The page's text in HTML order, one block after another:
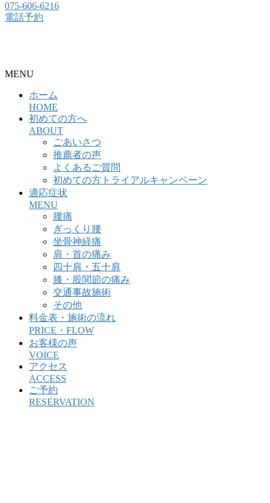
075-606-6216
電話予約
MENU
ホーム
HOME
初めての方へ
ABOUT
ごあいさつ
推薦者の声
よくあるご質問
初めての方トライアルキャンペーン
適応症状
MENU
腰痛
ぎっくり腰
坐骨神経痛
肩・首の痛み
四十肩・五十肩
膝・股関節の痛み
交通事故施術
その他
料金表・施術の流れ
PRICE・FLOW
お客様の声
VOICE
アクセス
ACCESS
ご予約
RESERVATION